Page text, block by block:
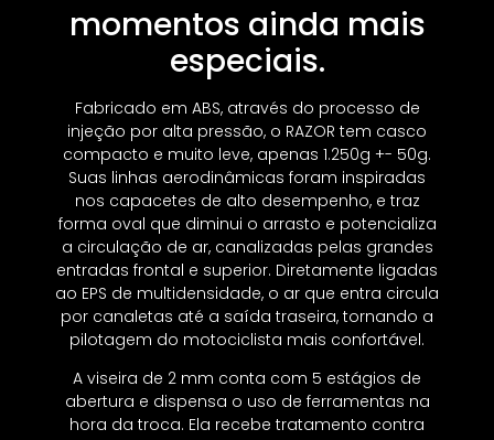
momentos ainda mais
especiais.
Fabricado em ABS, através do processo de
injeção por alta pressão, o RAZOR tem casco
compacto e muito leve, apenas 1.250g +- 50g.
Suas linhas aerodinâmicas foram inspiradas
nos capacetes de alto desempenho, e traz
forma oval que diminui o arrasto e potencializa
a circulação de ar, canalizadas pelas grandes
entradas frontal e superior. Diretamente ligadas
ao EPS de multidensidade, o ar que entra circula
por canaletas até a saída traseira, tornando a
pilotagem do motociclista mais confortável.
A viseira de 2 mm conta com 5 estágios de
abertura e dispensa o uso de ferramentas na
hora da troca. Ela recebe tratamento contra